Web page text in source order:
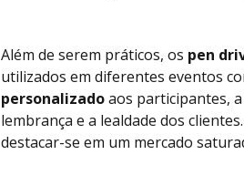
Além de serem práticos, os pen
utilizados em diferentes eventos
personalizadoaos participantes,
lembrança e a lealdade dos
destacar-se em um mercado